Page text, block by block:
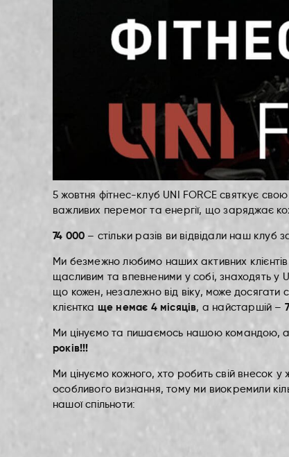
5 жовтня фітнес-клуб UNI FORCE святкує
важливих перемог та енергії, що заряджає
74 000 – стільки разів ви відвідали наш клуб
Ми безмежно любимо наших активних
щасливим та впевненими у собі, знаходять у
що кожен, незалежно від віку, може
клієнтка ще немає 4 місяців, а найстаршій –
Ми цінуємо та пишаємось нашою командою,
років!!!
Ми цінуємо кожного, хто робить свій внесок
особливого визнання, тому ми виокремили
нашої спільноти: